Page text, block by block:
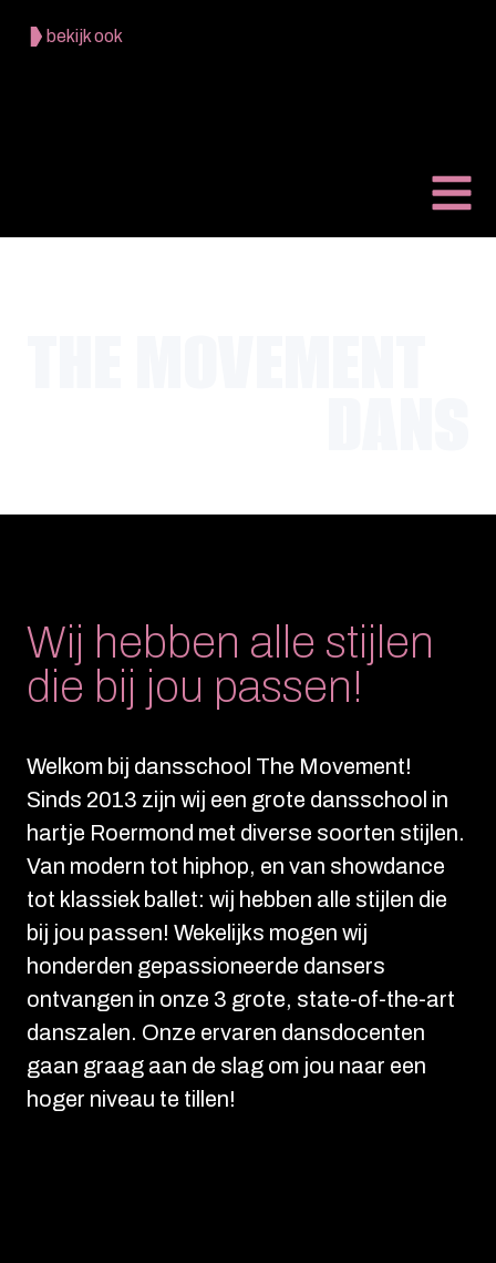
bekijk ook
Wij hebben alle stijlen
die bij jou passen!
Welkom bij dansschool The Movement!
Sinds 2013 zijn wij een grote dansschool in
hartje Roermond met diverse soorten stijlen.
Van modern tot hiphop, en van showdance
tot klassiek ballet: wij hebben alle stijlen die
bij jou passen! Wekelijks mogen wij
honderden gepassioneerde dansers
ontvangen in onze 3 grote, state-of-the-art
danszalen. Onze ervaren dansdocenten
gaan graag aan de slag om jou naar een
hoger niveau te tillen!